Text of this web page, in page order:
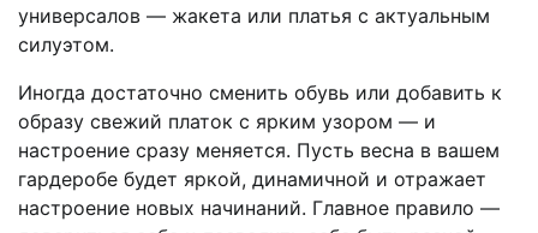
универсалов — жакета или платья с актуальным
силуэтом.
Иногда достаточно сменить обувь или добавить к
образу свежий платок с ярким узором — и
настроение сразу меняется. Пусть весна в вашем
гардеробе будет яркой, динамичной и отражает
настроение новых начинаний. Главное правило —